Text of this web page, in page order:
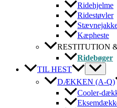
Ridehjelme
Ridestøvler
Kæpheste
RESTITUTION
Ridebøger
TIL HEST
DÆKKEN (A-Q)
Cooler-